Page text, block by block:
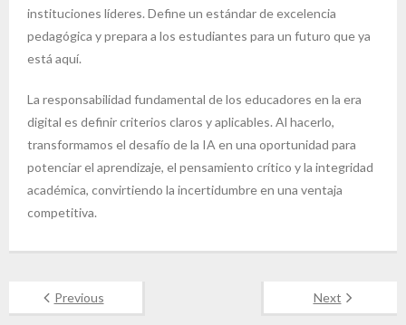
instituciones líderes. Define un estándar de excelencia
pedagógica y prepara a los estudiantes para un futuro que ya
está aquí.
La responsabilidad fundamental de los educadores en la era
digital es definir criterios claros y aplicables. Al hacerlo,
transformamos el desafío de la IA en una oportunidad para
potenciar el aprendizaje, el pensamiento crítico y la integridad
académica, convirtiendo la incertidumbre en una ventaja
competitiva.
Previous Next